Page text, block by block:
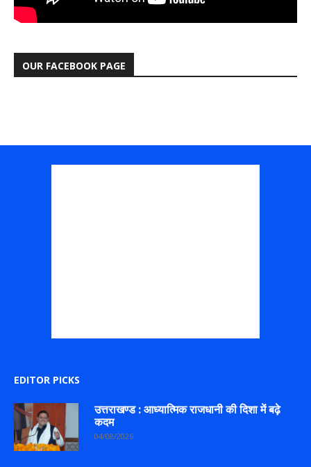
OUR FACEBOOK PAGE
EDITOR PICKS
उत्तराखण्ड : आध्यात्मिक राजधानी की दिशा में बढ़े
कदम
04/08/2026